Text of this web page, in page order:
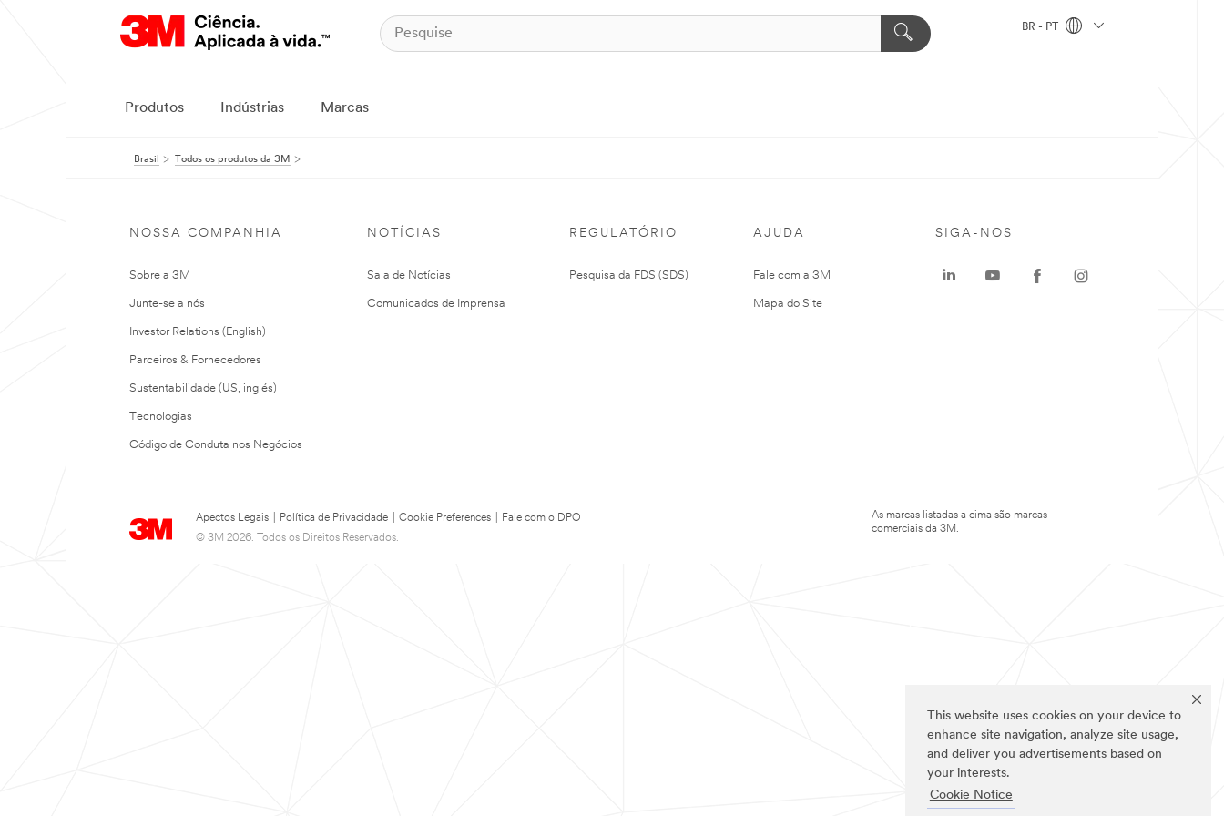
This website uses cookies on your device to
enhance site navigation, analyze site usage,
and deliver you advertisements based on
your interests.
Cookie Notice
BR - PT
Produtos Indústrias Marcas
Brasil Todos os produtos da 3M
NOSSA COMPANHIA
Sobre a 3M
Junte-se a nós
Investor Relations (English)
Parceiros & Fornecedores
Sustentabilidade (US, inglés)
Tecnologias
Código de Conduta nos Negócios
NOTÍCIAS
Sala de Notícias
Comunicados de Imprensa
REGULATÓRIO
Pesquisa da FDS (SDS)
AJUDA
Fale com a 3M
Mapa do Site
Apectos Legais Política de Privacidade Cookie Preferences
Fale com o DPO
© 3M 2026. Todos os Direitos Reservados.
SIGA-NOS
As marcas listadas a cima são marcas
comerciais da 3M.